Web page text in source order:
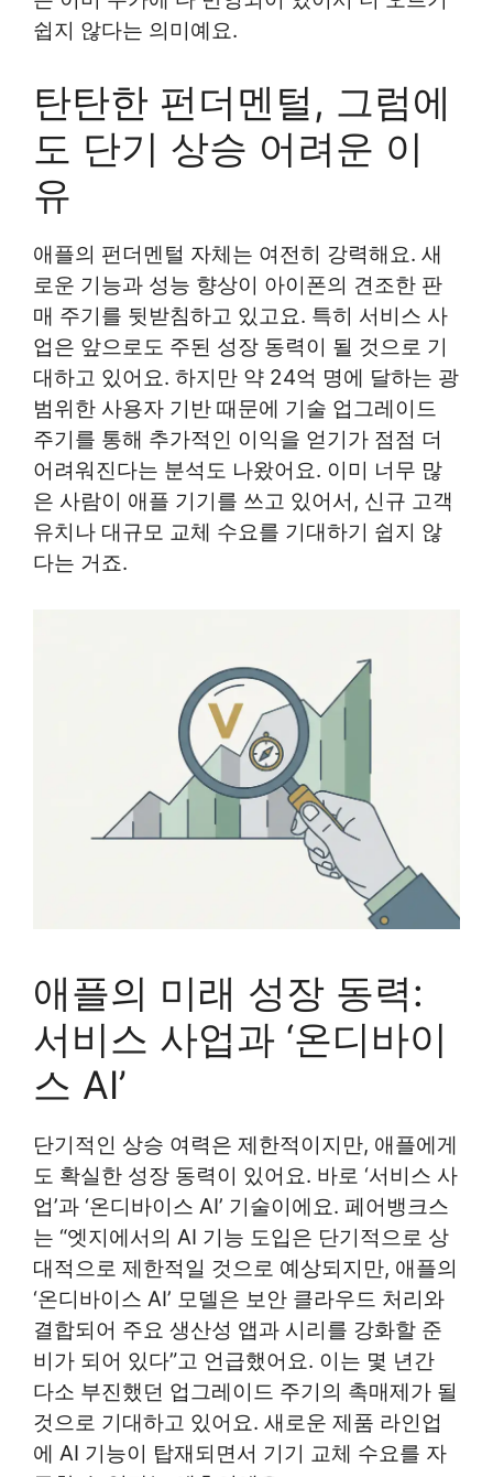
쉽지 않다는 의미예요.
탄탄한 펀더멘털, 그럼에
도 단기 상승 어려운 이
유
애플의 펀더멘털 자체는 여전히 강력해요. 새
로운 기능과 성능 향상이 아이폰의 견조한 판
매 주기를 뒷받침하고 있고요. 특히 서비스 사
업은 앞으로도 주된 성장 동력이 될 것으로 기
대하고 있어요. 하지만 약 24억 명에 달하는 광
범위한 사용자 기반 때문에 기술 업그레이드
주기를 통해 추가적인 이익을 얻기가 점점 더
어려워진다는 분석도 나왔어요. 이미 너무 많
은 사람이 애플 기기를 쓰고 있어서, 신규 고객
유치나 대규모 교체 수요를 기대하기 쉽지 않
다는 거죠.
애플의 미래 성장 동력:
서비스 사업과 ‘온디바이
스 AI’
단기적인 상승 여력은 제한적이지만, 애플에게
도 확실한 성장 동력이 있어요. 바로 ‘서비스 사
업’과 ‘온디바이스 AI’ 기술이에요. 페어뱅크스
는 “엣지에서의 AI 기능 도입은 단기적으로 상
대적으로 제한적일 것으로 예상되지만, 애플의
‘온디바이스 AI’ 모델은 보안 클라우드 처리와
결합되어 주요 생산성 앱과 시리를 강화할 준
비가 되어 있다”고 언급했어요. 이는 몇 년간
다소 부진했던 업그레이드 주기의 촉매제가 될
것으로 기대하고 있어요. 새로운 제품 라인업
에 AI 기능이 탑재되면서 기기 교체 수요를 자